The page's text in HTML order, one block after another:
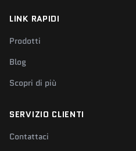
LINK RAPIDI
Prodotti
Blog
Scopri di più
SERVIZIO CLIENTI
Contattaci